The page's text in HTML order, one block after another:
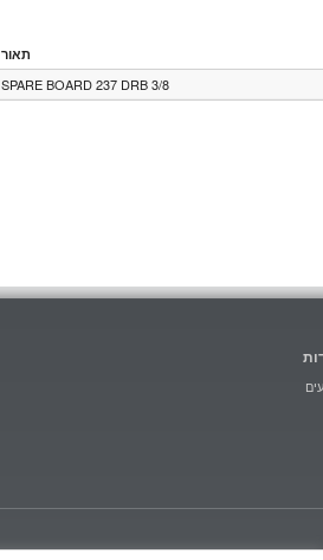
תאור
SPARE BOARD 237 DRB 3/8